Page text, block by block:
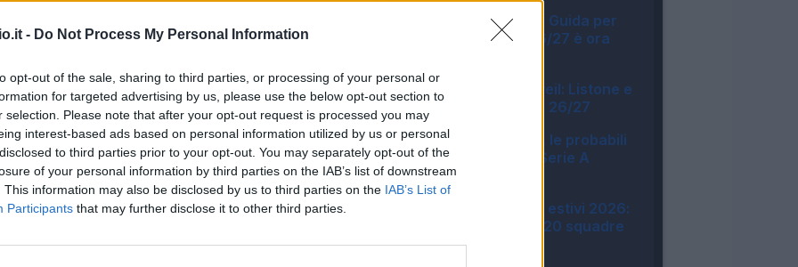
- Do Not Process My Personal Information
opt-out of the sale, sharing to third parties, or processing of your personal or
for targeted advertising by us, please use the below opt-out section to
selection. Please note that after your opt-out request is processed you may
interest-based ads based on personal information utilized by us or personal
to third parties prior to your opt-out. You may separately opt-out of the
of your personal information by third parties on the IAB’s list of downstream
This information may also be disclosed by us to third parties on the IAB’s List of
Participants that may further disclose it to other third parties.
Fantacalcio® - La Guida per
l'asta perfetta 26/27 è ora
12:10
Fantacalcio® Unveil: Listone e
novità App Leghe 26/27
07:05
Asta Fantacalcio, le probabili
formazioni della Serie A
Enilive 2026/27
06:16
Amichevoli e ritiri estivi 2026:
tutte le info sulle 20 squadre
di Serie A